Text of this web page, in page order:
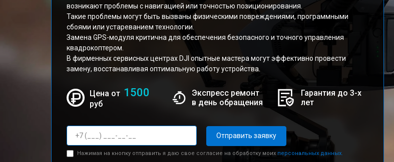
возникают проблемы с навигацией или точностью позиционирования.
Такие проблемы могут быть вызваны физическими повреждениями, программными
сбоями или устареванием технологии.
Замена GPS-модуля критична для обеспечения безопасного и точного управления
квадрокоптером.
В фирменных сервисных центрах DJI опытные мастера могут эффективно провести
замену, восстанавливая оптимальную работу устройства.
Цена от 1500
руб
Экспресс ремонт
в день обращения
Гарантия до 3-х
лет
Отправить заявку
Нажимая на кнопку отправить я даю свое согласие на обработку моих персональных данных.